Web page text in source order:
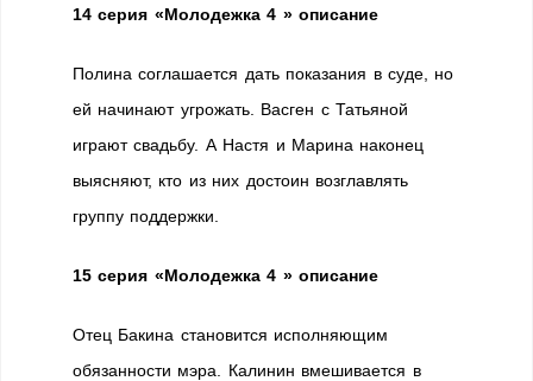
14 серия «Молодежка 4 » описание
Полина соглашается дать показания в суде, но
ей начинают угрожать. Васген с Татьяной
играют свадьбу. А Настя и Марина наконец
выясняют, кто из них достоин возглавлять
группу поддержки.
15 серия «Молодежка 4 » описание
Отец Бакина становится исполняющим
обязанности мэра. Калинин вмешивается в